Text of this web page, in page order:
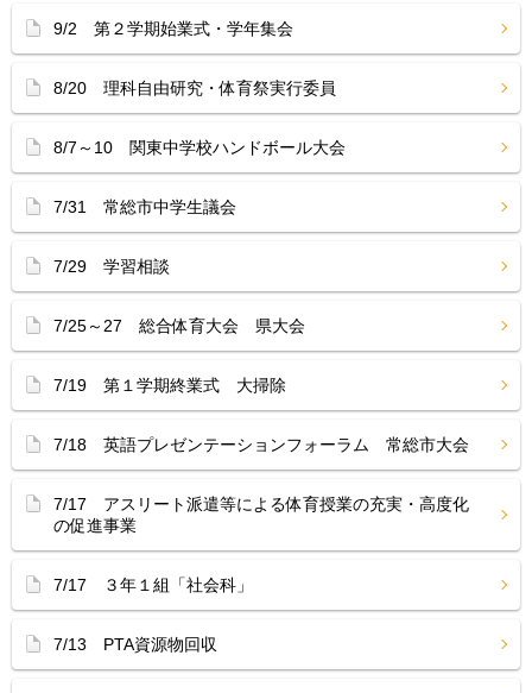
9/2 第２学期始業式・学年集会
8/20 理科自由研究・体育祭実行委員
8/7～10 関東中学校ハンドボール大会
7/31 常総市中学生議会
7/29 学習相談
7/25～27 総合体育大会 県大会
7/19 第１学期終業式 大掃除
7/18 英語プレゼンテーションフォーラム 常総市大会
7/17 アスリート派遣等による体育授業の充実・高度化
の促進事業
7/17 ３年１組「社会科」
7/13 PTA資源物回収